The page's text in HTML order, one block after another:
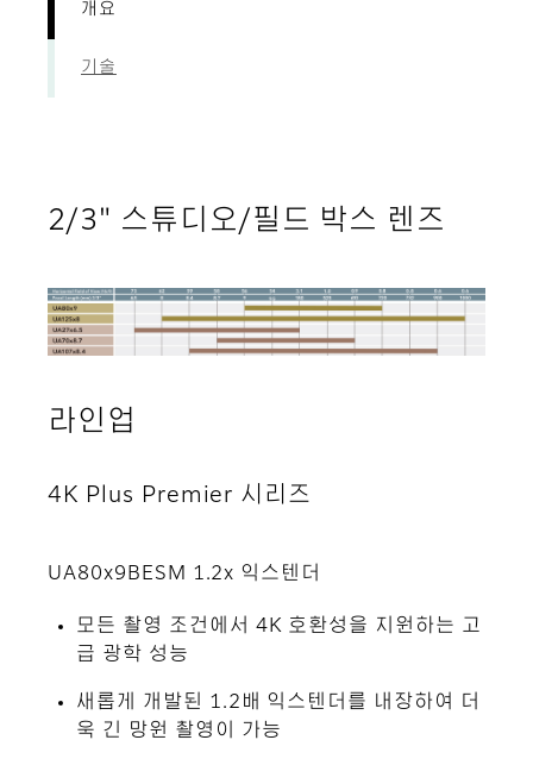
개요
기술
2/3" 스튜디오/필드 박스 렌즈
라인업
4K Plus Premier 시리즈
UA80x9BESM 1.2x 익스텐더
모든 촬영 조건에서 4K 호환성을 지원하는 고
급 광학 성능
새롭게 개발된 1.2배 익스텐더를 내장하여 더
욱 긴 망원 촬영이 가능